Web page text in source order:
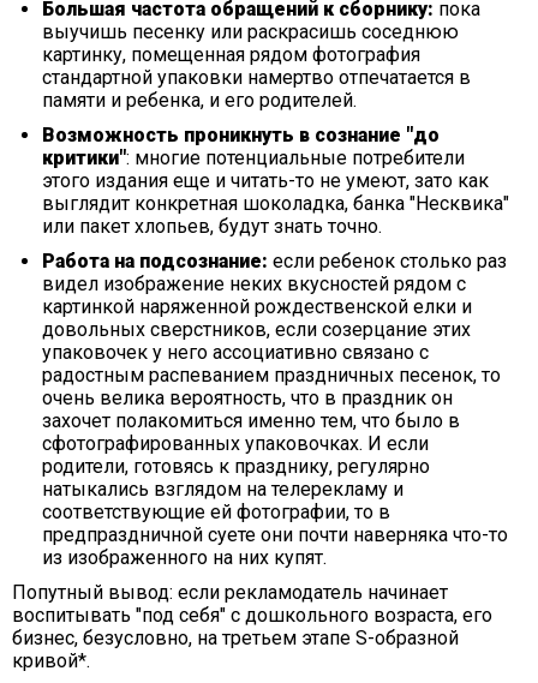
Большая частота обращений к сборнику: пока
выучишь песенку или раскрасишь соседнюю
картинку, помещенная рядом фотография
стандартной упаковки намертво отпечатается в
памяти и ребенка, и его родителей.
Возможность проникнуть в сознание "до
критики": многие потенциальные потребители
этого издания еще и читать-то не умеют, зато как
выглядит конкретная шоколадка, банка "Несквика"
или пакет хлопьев, будут знать точно.
Работа на подсознание: если ребенок столько раз
видел изображение неких вкусностей рядом с
картинкой наряженной рождественской елки и
довольных сверстников, если созерцание этих
упаковочек у него ассоциативно связано с
радостным распеванием праздничных песенок, то
очень велика вероятность, что в праздник он
захочет полакомиться именно тем, что было в
сфотографированных упаковочках. И если
родители, готовясь к празднику, регулярно
натыкались взглядом на телерекламу и
соответствующие ей фотографии, то в
предпраздничной суете они почти наверняка что-то
из изображенного на них купят.
Попутный вывод: если рекламодатель начинает
воспитывать "под себя" с дошкольного возраста, его
бизнес, безусловно, на третьем этапе S-образной
кривой*.